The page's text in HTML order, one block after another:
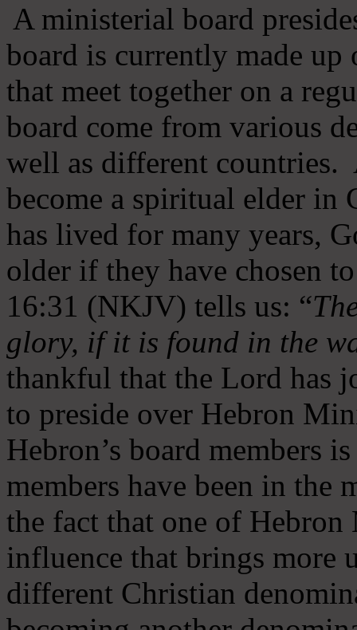
A ministerial board
board is currently made
that meet together on a
board come from various
well as different countries.
become a spiritual elder in
has lived for many years,
older if they have chosen
16:31 (NKJV) tells us: “
glory, if it is found in the
thankful that the Lord has
to preside over Hebron
Hebron’s board members
members have been in
the fact that one of
influence that brings more
different Christian